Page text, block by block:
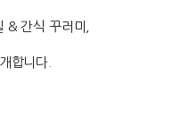
& 간식 꾸러미,
합니다.